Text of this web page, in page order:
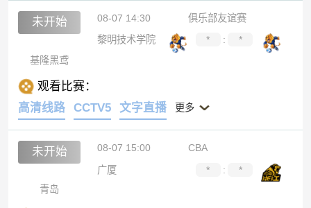
未开始 08-07 14:30
俱乐部友谊赛
黎明技术学院
* :
*
基隆黑鸢
观看比赛：
高清线路
CCTV5 文字直播 更多
未开始 08-07 15:00
CBA
广厦
* :
*
青岛